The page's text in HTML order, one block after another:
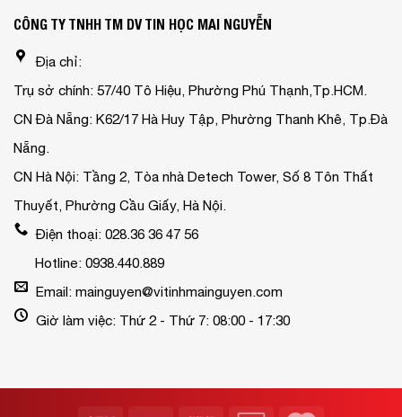
CÔNG TY TNHH TM DV TIN HỌC MAI NGUYỄN
Địa chỉ:
Trụ sở chính: 57/40 Tô Hiệu, Phường Phú Thạnh,Tp.HCM.
CN Đà Nẵng: K62/17 Hà Huy Tập, Phường Thanh Khê, Tp.Đà
Nẵng.
CN Hà Nội: Tầng 2, Tòa nhà Detech Tower, Số 8 Tôn Thất
Thuyết, Phường Cầu Giấy, Hà Nội.
Điện thoại: 028.36 36 47 56
Hotline: 0938.440.889
Email: mainguyen@vitinhmainguyen.com
Giờ làm việc: Thứ 2 - Thứ 7: 08:00 - 17:30